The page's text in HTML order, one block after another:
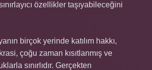
özellikler taşıyabileceğini
birçok yerinde katılım hakkı,
çoğu zaman kısıtlanmış ve
sınırlıdır. Gerçekten